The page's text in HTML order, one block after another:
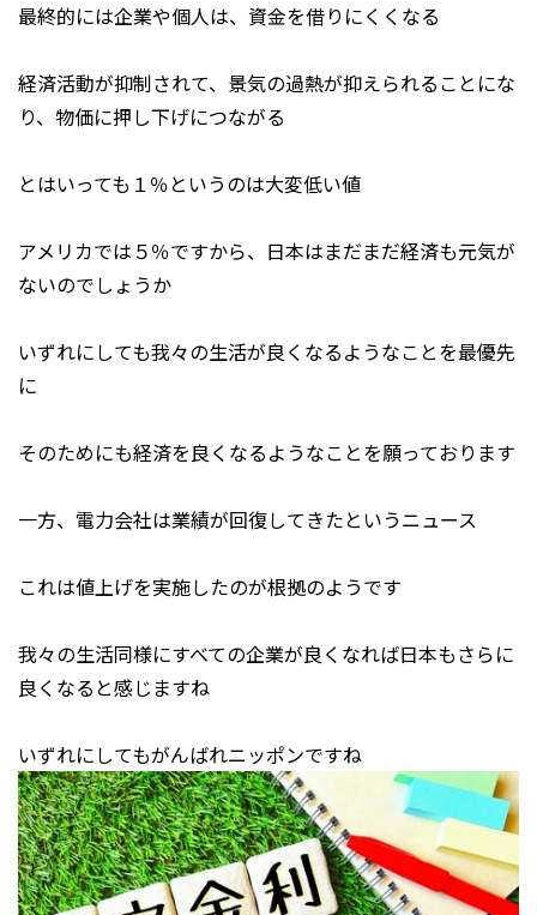
最終的には企業や個人は、資金を借りにくくなる
経済活動が抑制されて、景気の過熱が抑えられることにな
り、物価に押し下げにつながる
とはいっても１％というのは大変低い値
アメリカでは５％ですから、日本はまだまだ経済も元気が
ないのでしょうか
いずれにしても我々の生活が良くなるようなことを最優先
に
そのためにも経済を良くなるようなことを願っております
一方、電力会社は業績が回復してきたというニュース
これは値上げを実施したのが根拠のようです
我々の生活同様にすべての企業が良くなれば日本もさらに
良くなると感じますね
いずれにしてもがんばれニッポンですね